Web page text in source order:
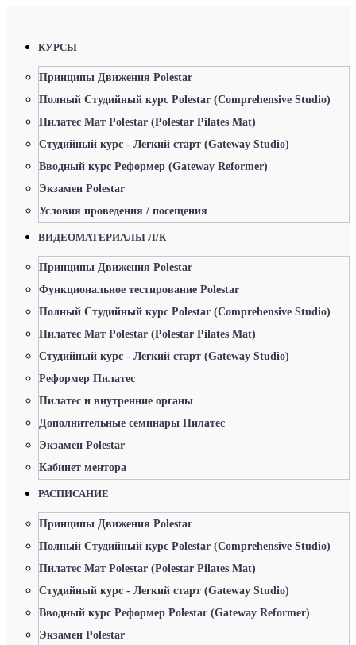
КУРСЫ
Принципы Движения Polestar
Полный Студийный курс Polestar (Comprehensive Studio)
Пилатес Мат Polestar (Polestar Pilates Mat)
Студийный курс - Легкий старт (Gateway Studio)
Вводный курс Реформер (Gateway Reformer)
Экзамен Polestar
Условия проведения / посещения
ВИДЕОМАТЕРИАЛЫ Л/К
Принципы Движения Polestar
Функциональное тестирование Polestar
Полный Студийный курс Polestar (Comprehensive Studio)
Пилатес Мат Polestar (Polestar Pilates Mat)
Студийный курс - Легкий старт (Gateway Studio)
Реформер Пилатес
Пилатес и внутренние органы
Дополнительные семинары Пилатес
Экзамен Polestar
Кабинет ментора
РАСПИСАНИЕ
Принципы Движения Polestar
Полный Студийный курс Polestar (Comprehensive Studio)
Пилатес Мат Polestar (Polestar Pilates Mat)
Студийный курс - Легкий старт (Gateway Studio)
Вводный курс Реформер Polestar (Gateway Reformer)
Экзамен Polestar